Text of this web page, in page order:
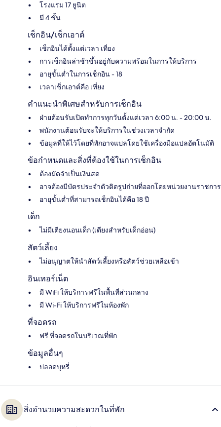
โรงแรม 17 ยูนิต
มี 4 ชั้น
เช็กอิน/เช็กเอาต์
เช็กอินได้ตั้งแต่เวลา เที่ยง
การเช็กอินล่าช้าขึ้นอยู่กับความพร้อมในการให้บริการ
อายุขั้นต่ำในการเช็กอิน - 18
เวลาเช็กเอาต์คือ เที่ยง
คำแนะนำพิเศษสำหรับการเช็กอิน
ฝ่ายต้อนรับเปิดทำการทุกวันตั้งแต่เวลา 6:00 น. - 20:00 น.
พนักงานต้อนรับจะให้บริการในช่วงเวลาจำกัด
ข้อมูลที่ให้ไว้โดยที่พักอาจแปลโดยใช้เครื่องมือแปลอัตโนมัติ
ข้อกำหนดและสิ่งที่ต้องใช้ในการเช็กอิน
ต้องมัดจำเป็นเงินสด
อาจต้องมีบัตรประจำตัวติดรูปถ่ายที่ออกโดยหน่วยงานราชการ
อายุขั้นต่ำที่สามารถเช็กอินได้คือ 18 ปี
เด็ก
ไม่มีเตียงนอนเด็ก (เตียงสำหรับเด็กอ่อน)
สัตว์เลี้ยง
ไม่อนุญาตให้นำสัตว์เลี้ยงหรือสัตว์ช่วยเหลือเข้า
อินเทอร์เน็ต
มี WiFi ให้บริการฟรีในพื้นที่ส่วนกลาง
มี Wi-Fi ให้บริการฟรีในห้องพัก
ที่จอดรถ
ฟรี ที่จอดรถในบริเวณที่พัก
ข้อมูลอื่นๆ
ปลอดบุหรี่
สิ่งอำนวยความสะดวกในที่พัก